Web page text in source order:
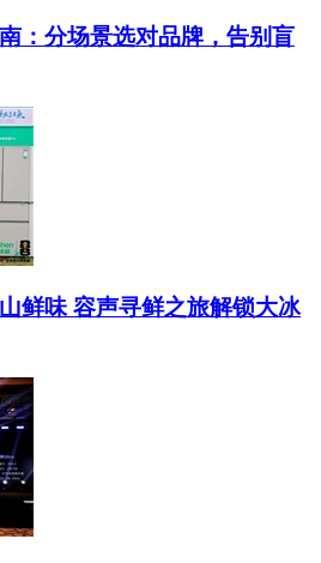
：分场景选对品牌，告别盲
鲜味 容声寻鲜之旅解锁大冰